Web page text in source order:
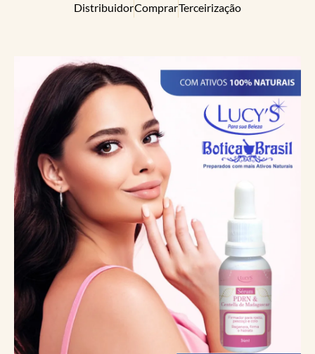
DistribuidorComprarTerceirização